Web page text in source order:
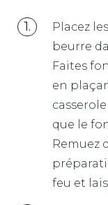
Placez
beurre
Faites
en
que le
Remuez
feu et